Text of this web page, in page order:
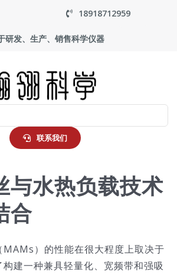
18918712959
研发、生产、销售科学仪器
联系我们
与水热负载技术
合
MAMs）的性能在很大程度上取决于
建一种兼具轻量化、宽频带和强吸